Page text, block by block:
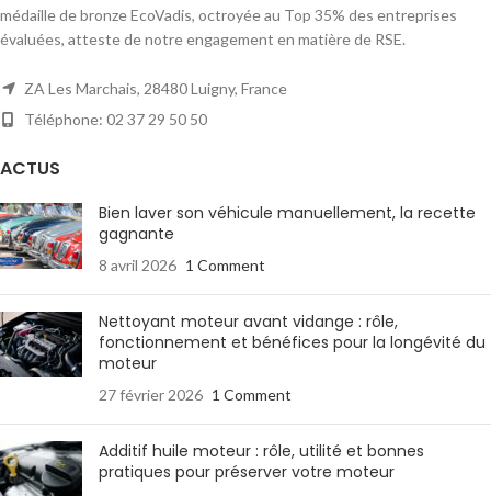
médaille de bronze EcoVadis, octroyée au Top 35% des entreprises
évaluées, atteste de notre engagement en matière de RSE.
ZA Les Marchais, 28480 Luigny, France
Téléphone: 02 37 29 50 50
ACTUS
Bien laver son véhicule manuellement, la recette
gagnante
8 avril 2026 1 Comment
Nettoyant moteur avant vidange : rôle,
fonctionnement et bénéfices pour la longévité du
moteur
27 février 2026 1 Comment
Additif huile moteur : rôle, utilité et bonnes
pratiques pour préserver votre moteur